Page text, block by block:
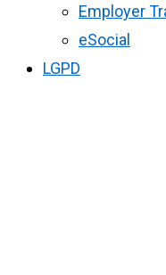
Employer
eSocial
LGPD